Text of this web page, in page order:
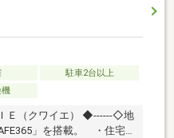
駐車2台以上
Ｅ（クワイエ） ◆------◇地
」を搭載。 ・住宅